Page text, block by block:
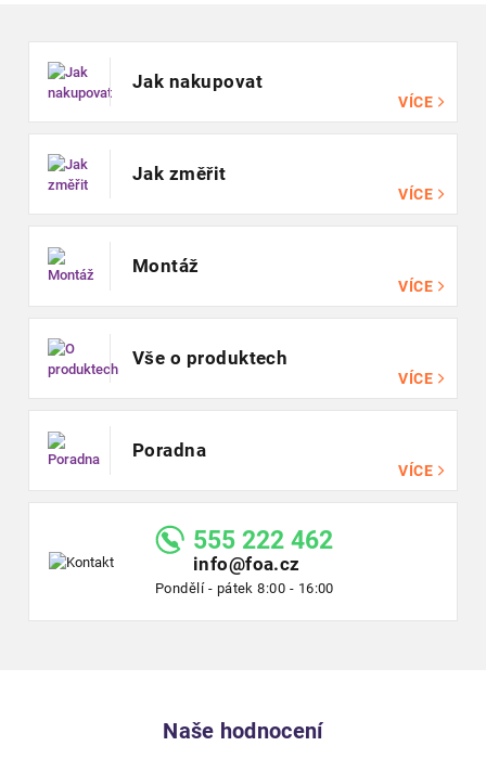
Jak nakupovat
VÍCE
Jak změřit
VÍCE
Montáž
VÍCE
Vše o produktech
VÍCE
Poradna
VÍCE
555 222 462
info@foa.cz
Pondělí - pátek 8:00 - 16:00
Naše hodnocení